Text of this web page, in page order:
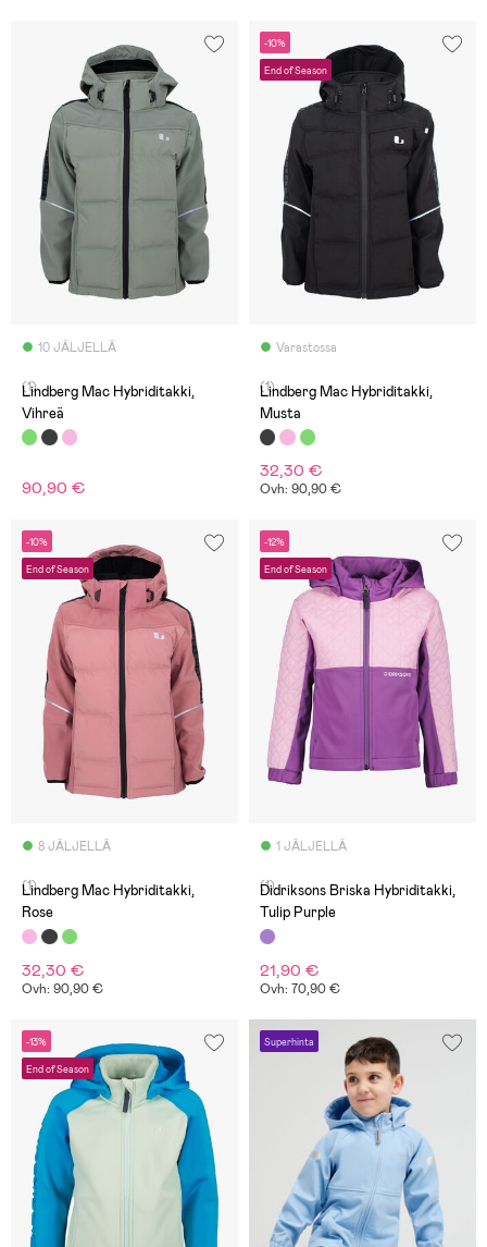
10 JÄLJELLÄ
(1)
Lindberg Mac Hybriditakki,
Vihreä
90,90 €
-10%
End of Season
Varastossa
(1)
Lindberg Mac Hybriditakki,
Musta
32,30 €
Ovh: 90,90 €
-10%
End of Season
8 JÄLJELLÄ
(1)
Lindberg Mac Hybriditakki,
Rose
32,30 €
Ovh: 90,90 €
-12%
End of Season
1 JÄLJELLÄ
(1)
Didriksons Briska Hybriditakki,
Tulip Purple
21,90 €
Ovh: 70,90 €
-13%
End of Season
Superhinta